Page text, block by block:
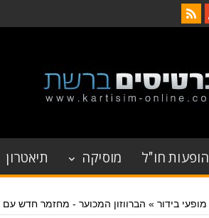
הופעות חו"ל מוסיקה תיאטרון
מופעי בידור » הברווזון המכוער - מחזמר חדש עם